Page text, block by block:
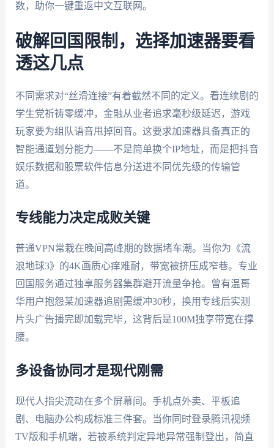
数，助你一键重返中文互联网。
破解回国限制，选择加速器要看
透这几点
不同需求对“丝滑连接”有着截然不同的定义。看连续剧的
学生党祈祷零缓冲，金融从业者追求毫秒级延迟，游戏
玩家要为组队语音甩掉回音。这要求加速器具备真正的
智能通道划分能力——不是简单换个IP地址，而是把抖音
娱乐数据和股票软件信息分送进不同优先级的传输管
道。
专线能力决定成败关键
普通VPN常栽在晚间高峰期的数据堵车潮。当你为《流
浪地球3》的4K画质心痒难耐，带宽被挤压成窄巷。专业
回国服务通过独享服务器集群避开流量争抢。曾有温哥
华用户抱怨某加速器追剧需缓冲30秒，换用专线后实测
片头广告播完即加载完毕，这背后是100M独享带宽在撑
腰。
多设备协同才是现代刚需
现代人指尖流动在多个屏幕间。手机点外卖、平板追
剧、电脑办公构成标准三件套。当你同时登录腾讯视频
TV版和手机端，若被系统判定异地异常强制登出，简直